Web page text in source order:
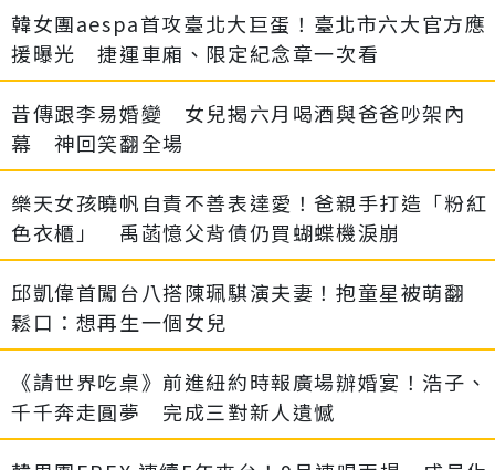
韓女團aespa首攻臺北大巨蛋！臺北市六大官方應
援曝光 捷運車廂、限定紀念章一次看
昔傳跟李易婚變 女兒揭六月喝酒與爸爸吵架內
幕 神回笑翻全場
樂天女孩曉帆自責不善表達愛！爸親手打造「粉紅
色衣櫃」 禹菡憶父背債仍買蝴蝶機淚崩
邱凱偉首闖台八搭陳珮騏演夫妻！抱童星被萌翻
鬆口：想再生一個女兒
《請世界吃桌》前進紐約時報廣場辦婚宴！浩子、
千千奔走圓夢 完成三對新人遺憾